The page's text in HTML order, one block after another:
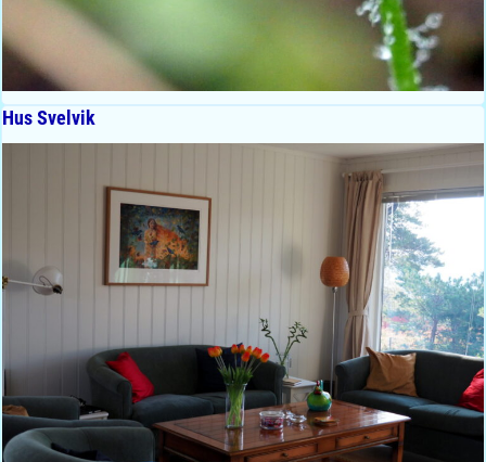
Hus Svelvik